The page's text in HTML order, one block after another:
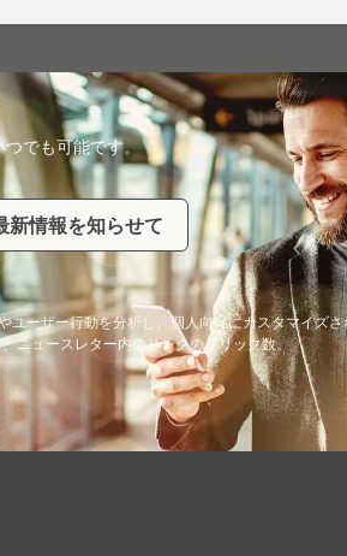
でも可能です。
新情報を知らせて
ーザー行動を分析し、個人向けにカスタマイズ
ニュースレター内のリンクのクリック数。